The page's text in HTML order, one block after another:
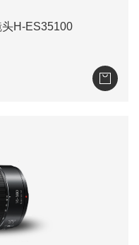
H-ES35100